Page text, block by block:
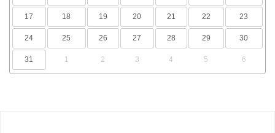
17 18 19 20 21 22 23
24 25 26 27 28 29 30
31 1 2 3 4 5 6